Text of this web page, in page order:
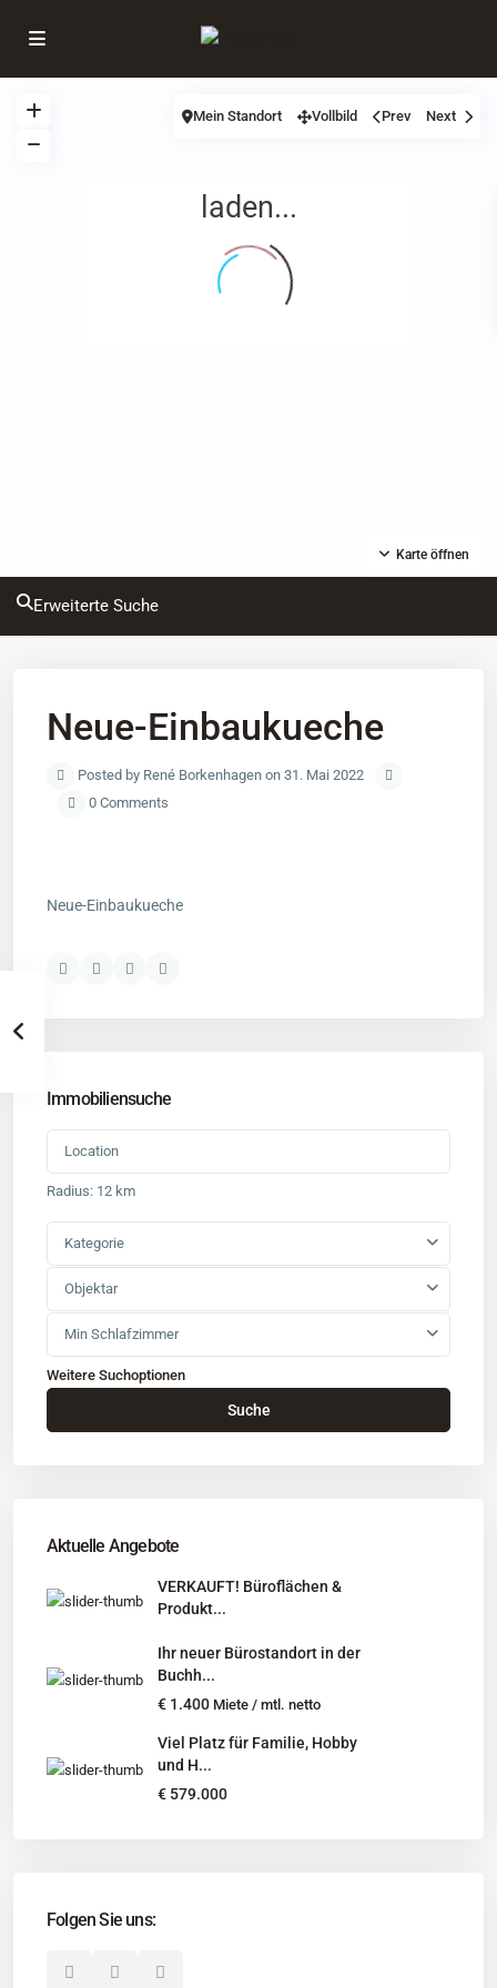
laden...
Karte öffnen
Mein Standort Vollbild Prev Next
Erweiterte Suche
Neue-Einbaukueche
Posted by René Borkenhagen on 31. Mai 2022
0 Comments
Neue-Einbaukueche
Immobiliensuche
Radius: 12 km
Kategorie
Objektar
Min Schlafzimmer
Weitere Suchoptionen
Suche
Aktuelle Angebote
VERKAUFT! Büroflächen &
Produkt...
Ihr neuer Bürostandort in der
Buchh...
€ 1.400 Miete / mtl. netto
Viel Platz für Familie, Hobby
und H...
€ 579.000
Folgen Sie uns:
Kontakt
: Buchholz in der Nordheide
Unternehmen
Immobilienangebote
© 2025 Borkenhagen Immobilien. Alle Rechte vorbehalten.